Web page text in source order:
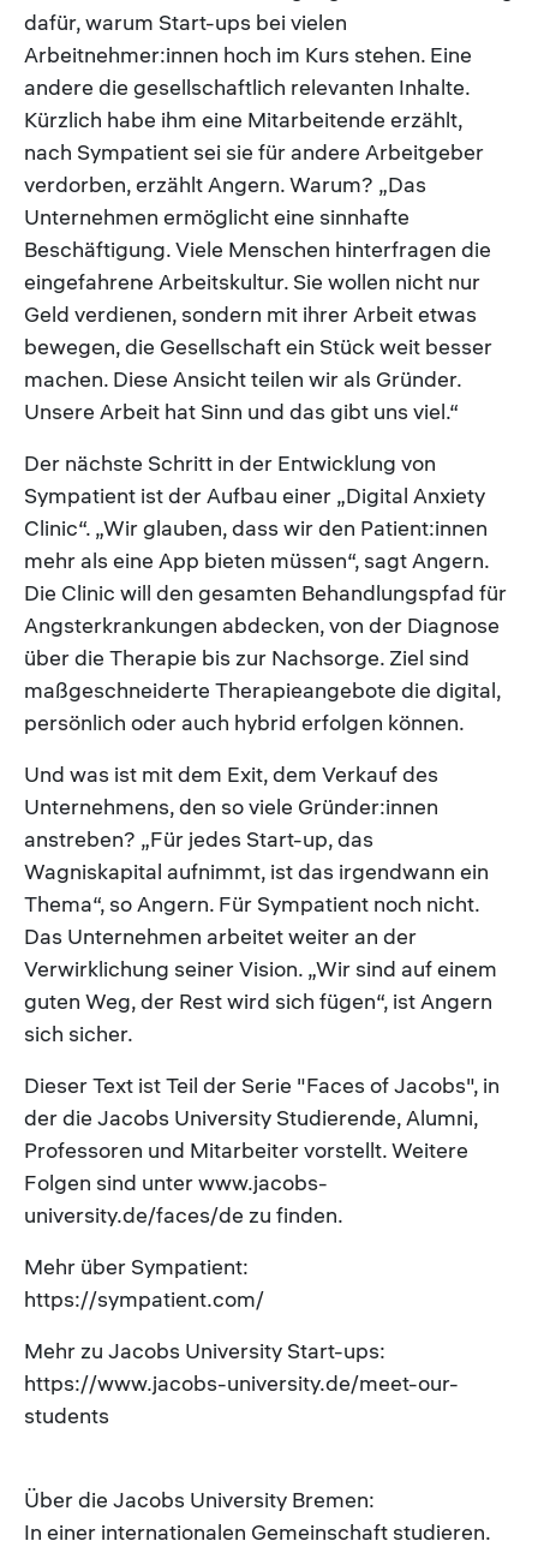
dafür, warum Start-ups bei vielen
Arbeitnehmer:innen hoch im Kurs stehen. Eine
andere die gesellschaftlich relevanten Inhalte.
Kürzlich habe ihm eine Mitarbeitende erzählt,
nach Sympatient sei sie für andere Arbeitgeber
verdorben, erzählt Angern. Warum? „Das
Unternehmen ermöglicht eine sinnhafte
Beschäftigung. Viele Menschen hinterfragen die
eingefahrene Arbeitskultur. Sie wollen nicht nur
Geld verdienen, sondern mit ihrer Arbeit etwas
bewegen, die Gesellschaft ein Stück weit besser
machen. Diese Ansicht teilen wir als Gründer.
Unsere Arbeit hat Sinn und das gibt uns viel.“
Der nächste Schritt in der Entwicklung von
Sympatient ist der Aufbau einer „Digital Anxiety
Clinic“. „Wir glauben, dass wir den Patient:innen
mehr als eine App bieten müssen“, sagt Angern.
Die Clinic will den gesamten Behandlungspfad für
Angsterkrankungen abdecken, von der Diagnose
über die Therapie bis zur Nachsorge. Ziel sind
maßgeschneiderte Therapieangebote die digital,
persönlich oder auch hybrid erfolgen können.
Und was ist mit dem Exit, dem Verkauf des
Unternehmens, den so viele Gründer:innen
anstreben? „Für jedes Start-up, das
Wagniskapital aufnimmt, ist das irgendwann ein
Thema“, so Angern. Für Sympatient noch nicht.
Das Unternehmen arbeitet weiter an der
Verwirklichung seiner Vision. „Wir sind auf einem
guten Weg, der Rest wird sich fügen“, ist Angern
sich sicher.
Dieser Text ist Teil der Serie "Faces of Jacobs", in
der die Jacobs University Studierende, Alumni,
Professoren und Mitarbeiter vorstellt. Weitere
Folgen sind unter www.jacobs-
university.de/faces/de zu finden.
Mehr über Sympatient:
https://sympatient.com/
Mehr zu Jacobs University Start-ups:
https://www.jacobs-university.de/meet-our-
students
Über die Jacobs University Bremen:
In einer internationalen Gemeinschaft studieren.